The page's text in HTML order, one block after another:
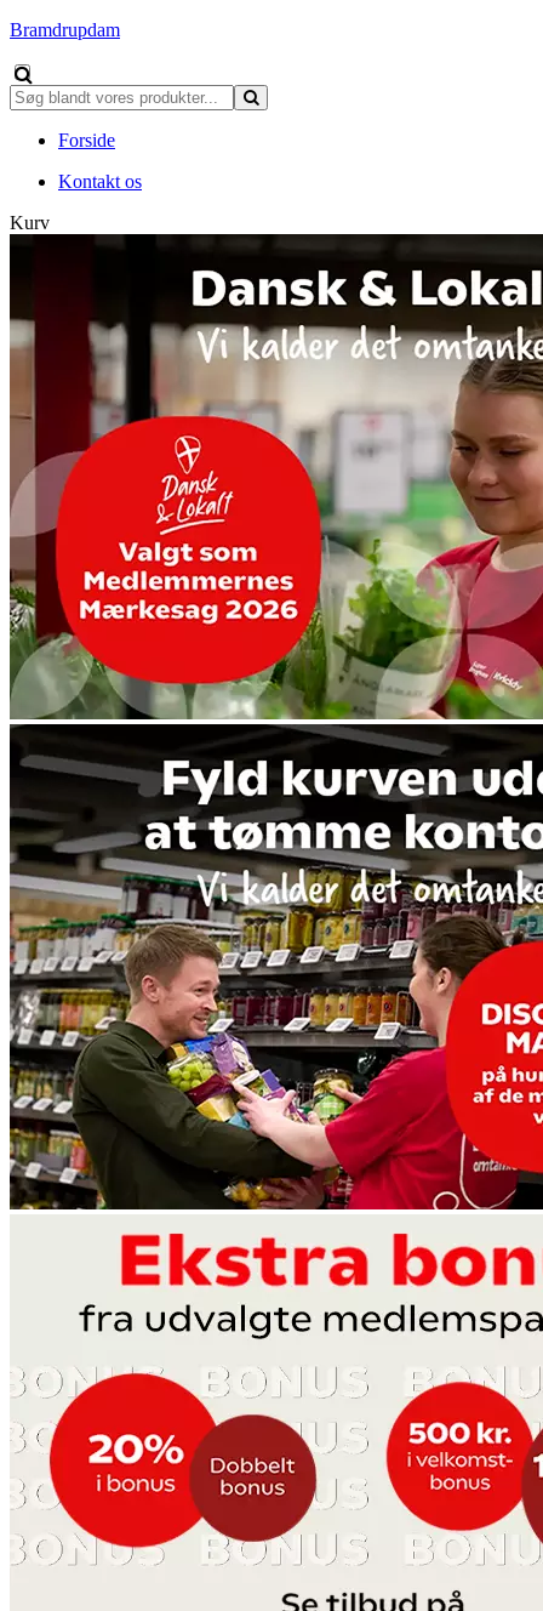
Bramdrupdam
Forside
Kontakt os
Kurv